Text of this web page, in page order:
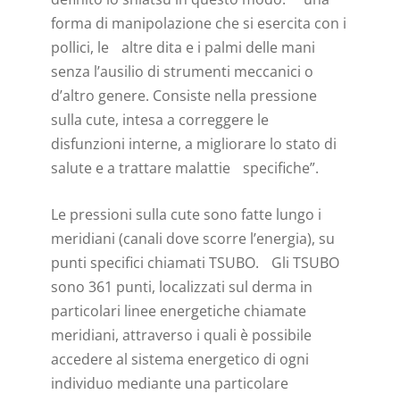
forma di manipolazione che si esercita con i
pollici, le altre dita e i palmi delle mani
senza l’ausilio di strumenti meccanici o
d’altro genere. Consiste nella pressione
sulla cute, intesa a correggere le
disfunzioni interne, a migliorare lo stato di
salute e a trattare malattie specifiche”.
Le pressioni sulla cute sono fatte lungo i
meridiani (canali dove scorre l’energia), su
punti specifici chiamati TSUBO. Gli TSUBO
sono 361 punti, localizzati sul derma in
particolari linee energetiche chiamate
meridiani, attraverso i quali è possibile
accedere al sistema energetico di ogni
individuo mediante una particolare